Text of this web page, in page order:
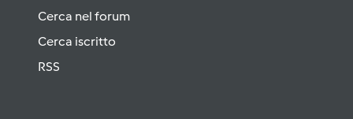
Cerca nel forum
Cerca iscritto
RSS